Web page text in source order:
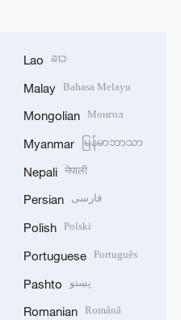
Lao ລາວ
Malay Bahasa Melayu
Mongolian Монгол
Myanmar မြန်မာဘာသာ
Nepali नेपाली
Persian فارسی
Polish Polski
Portuguese Português
Pashto پښتو
Romanian Română